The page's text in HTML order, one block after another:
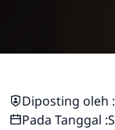
Diposting oleh :
Pada Tanggal :